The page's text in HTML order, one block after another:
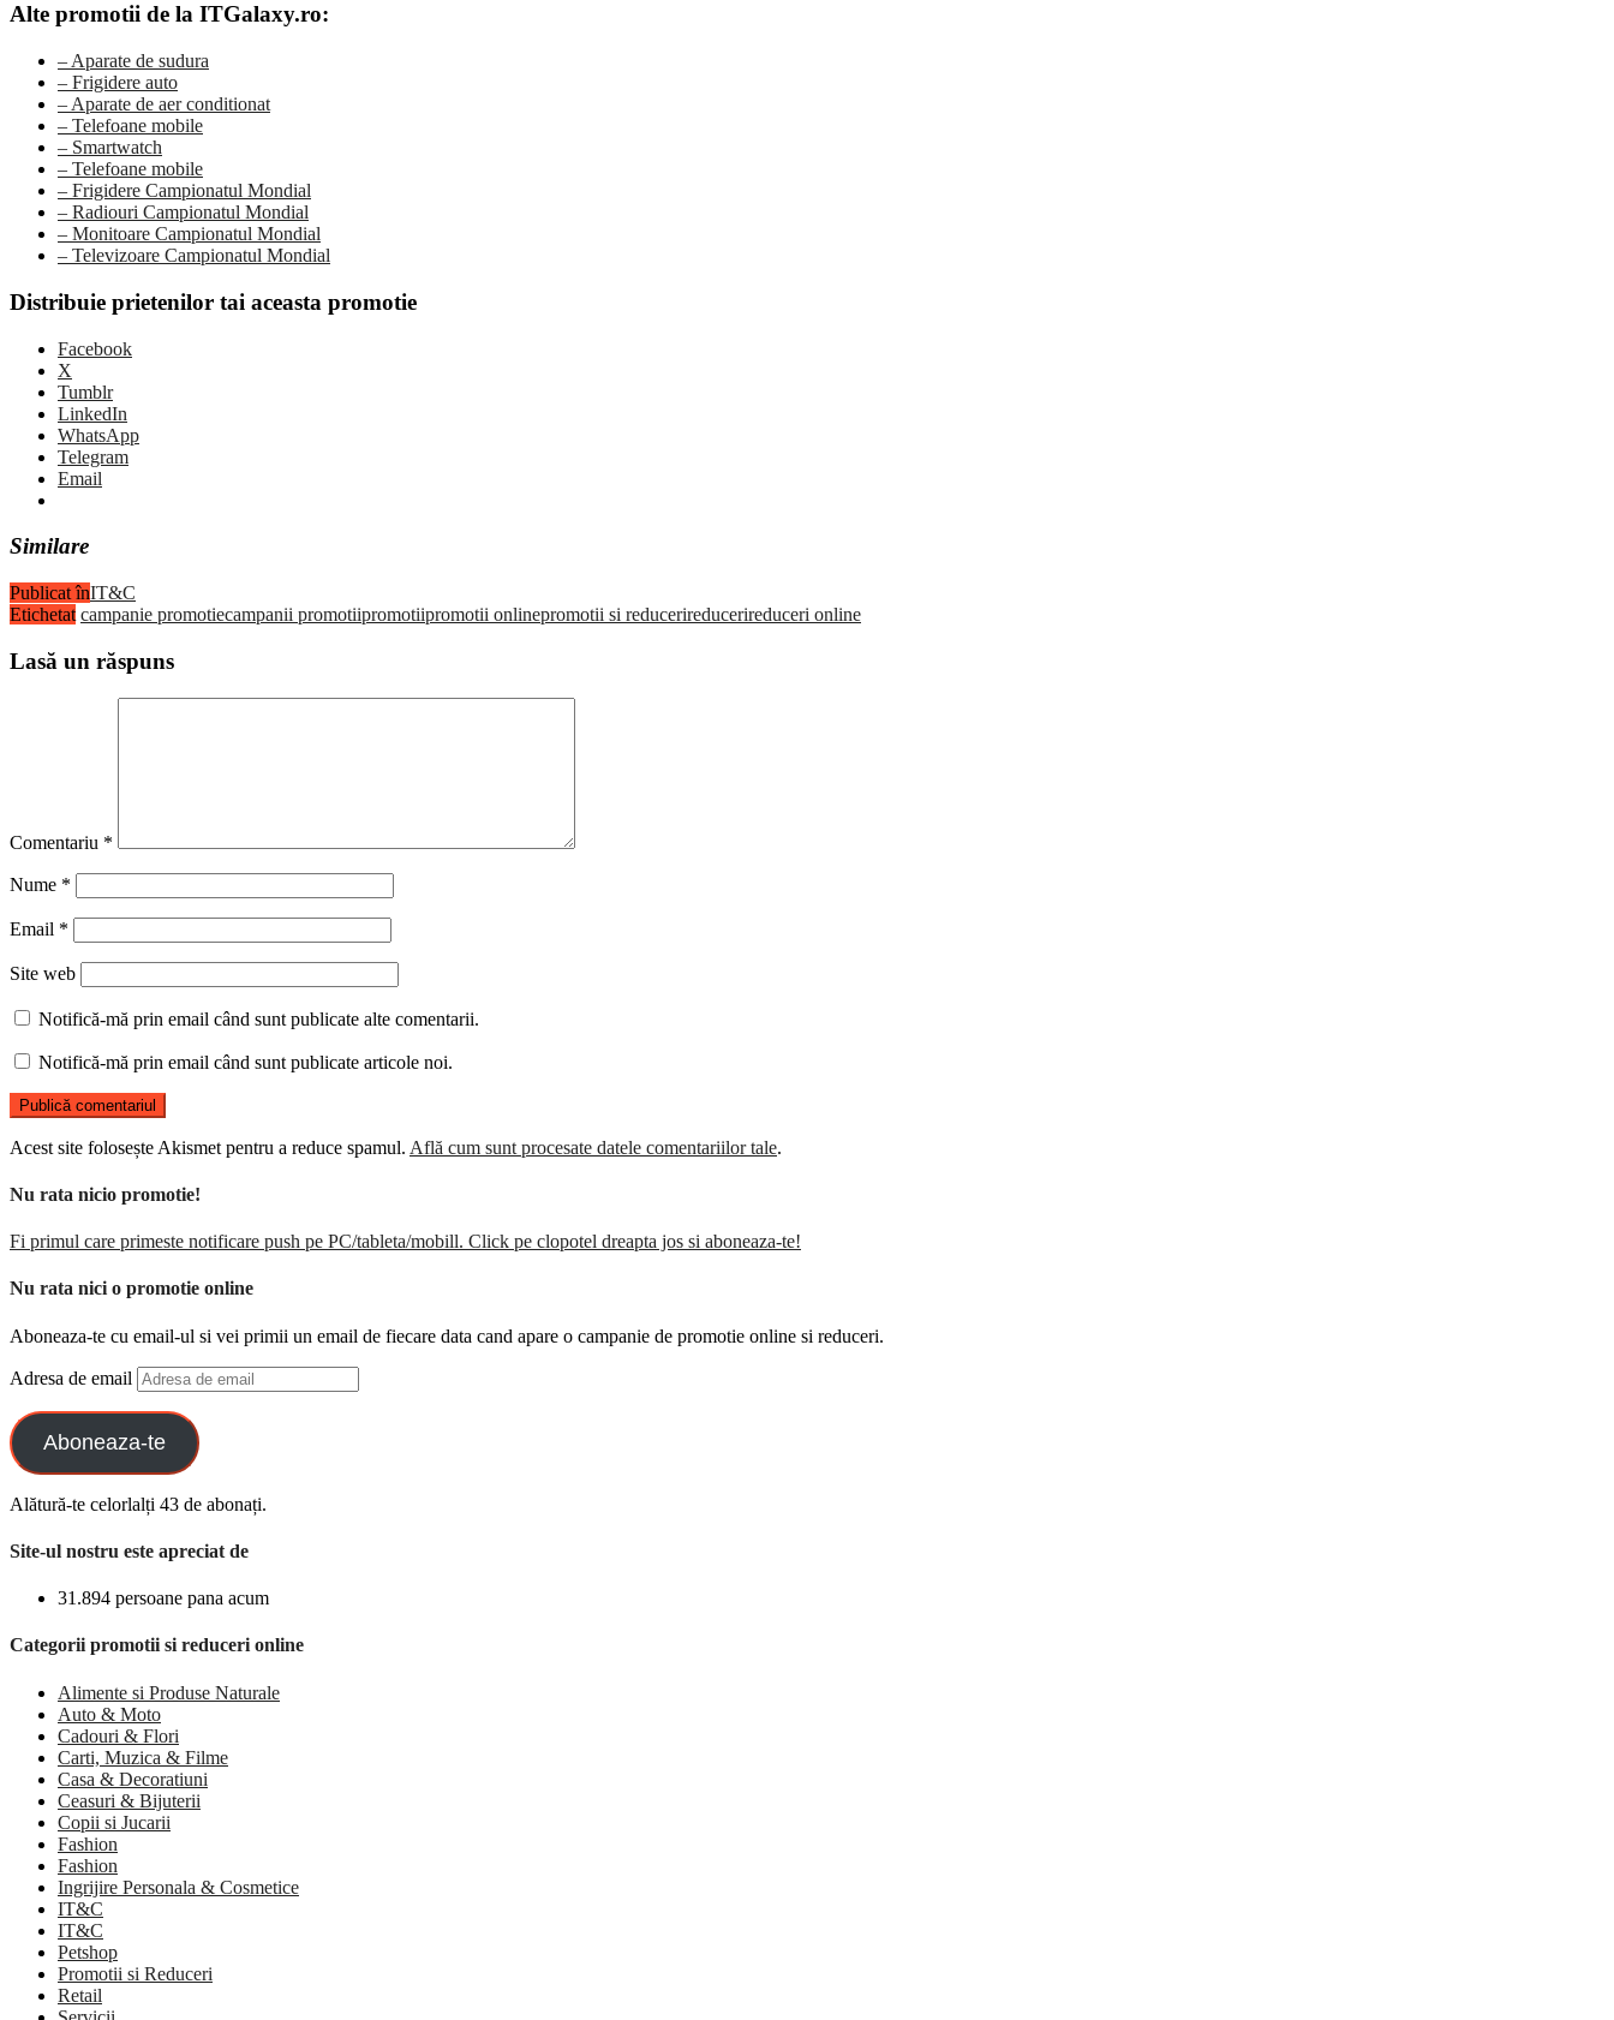
Alte promotii de la ITGalaxy.ro:
– Aparate de sudura
– Frigidere auto
– Aparate de aer conditionat
– Telefoane mobile
– Smartwatch
– Telefoane mobile
– Frigidere Campionatul Mondial
– Radiouri Campionatul Mondial
– Monitoare Campionatul Mondial
– Televizoare Campionatul Mondial
Distribuie prietenilor tai aceasta promotie
Facebook
X
Tumblr
LinkedIn
WhatsApp
Telegram
Email
Similare
Publicat înIT&C
Etichetat campanie promotiecampanii promotiipromotiipromotii onlinepromotii si reducerireducerireduceri online
Lasă un răspuns
Comentariu *
Nume *
Email *
Site web
Notifică-mă prin email când sunt publicate alte comentarii.
Notifică-mă prin email când sunt publicate articole noi.
Acest site folosește Akismet pentru a reduce spamul. Află cum sunt procesate datele comentariilor tale.
Nu rata nicio promotie!
Fi primul care primeste notificare push pe PC/tableta/mobill. Click pe clopotel dreapta jos si aboneaza-te!
Nu rata nici o promotie online
Aboneaza-te cu email-ul si vei primii un email de fiecare data cand apare o campanie de promotie online si reduceri.
Adresa de email
Aboneaza-te
Alătură-te celorlalți 43 de abonați.
Site-ul nostru este apreciat de
31.894 persoane pana acum
Categorii promotii si reduceri online
Alimente si Produse Naturale
Auto & Moto
Cadouri & Flori
Carti, Muzica & Filme
Casa & Decoratiuni
Ceasuri & Bijuterii
Copii si Jucarii
Fashion
Fashion
Ingrijire Personala & Cosmetice
IT&C
IT&C
Petshop
Promotii si Reduceri
Retail